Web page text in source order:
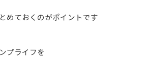
めておくのがポイントです
プライフを